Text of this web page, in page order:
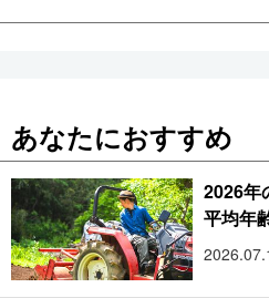
あなたにおすすめ
2026年
平均年